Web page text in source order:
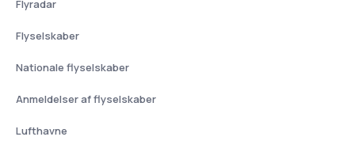
Flyradar
Flyselskaber
Nationale flyselskaber
Anmeldelser af flyselskaber
Lufthavne